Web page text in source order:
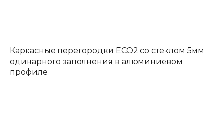
Каркасные перегородки ECO2 со стеклом 5мм
одинарного заполнения в алюминиевом
профиле